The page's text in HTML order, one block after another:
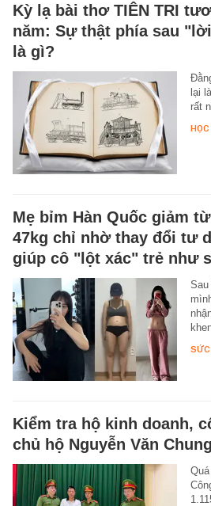
Kỳ lạ bài thơ TIÊN TRI
năm: Sự thật phía sau
là gì?
lại
rất
Mẹ bỉm Hàn Quốc giảm
47kg chỉ nhờ thay đổi tư
giúp cô "lột xác" trẻ như
SỨC
Kiểm tra hộ kinh doanh,
chủ hộ Nguyễn Văn